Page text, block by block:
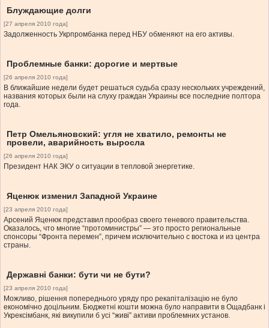
Блуждающие долги
[27 апреля 2010 года]
Задолженность Укрпромбанка перед НБУ обменяют на его активы.
Проблемные банки: дорогие и мертвые
[26 апреля 2010 года]
В ближайшие недели будет решаться судьба сразу нескольких учреждений,
названия которых были на слуху граждан Украины все последние полтора
года.
Петр Омельяновский: угля не хватило, ремонты не
провели, аварийность выросла
[26 апреля 2010 года]
Президент НАК ЭКУ о ситуации в тепловой энергетике.
Яценюк изменил Западной Украине
[23 апреля 2010 года]
Арсений Яценюк представил прообраз своего теневого правительства.
Оказалось, что многие “протоминистры” — это просто региональные
спонсоры “Фронта перемен”, причем исключительно с востока и из центра
страны.
Державні банки: бути чи не бути?
[23 апреля 2010 года]
Можливо, рішення попереднього уряду про рекапіталізацію не було
економічно доцільним. Бюджетні кошти можна було направити в Ощадбанк і
Укрексімбанк, які викупили б усі “живі” активи проблемних установ.